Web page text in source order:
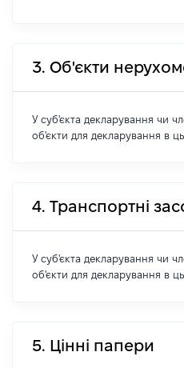
3. Об'єкти
У суб'єкта декларування чи
об'єкти для декларування в
4. Транспортні
У суб'єкта декларування чи
об'єкти для декларування в
5. Цінні папери